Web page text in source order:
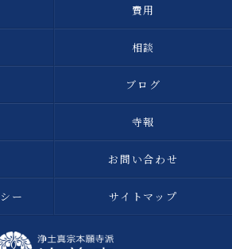
費用
相談
ブログ
寺報
お問い合わせ
ー サイトマップ